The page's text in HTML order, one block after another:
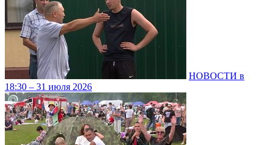
НОВОСТИ в
18:30 – 31 июля 2026